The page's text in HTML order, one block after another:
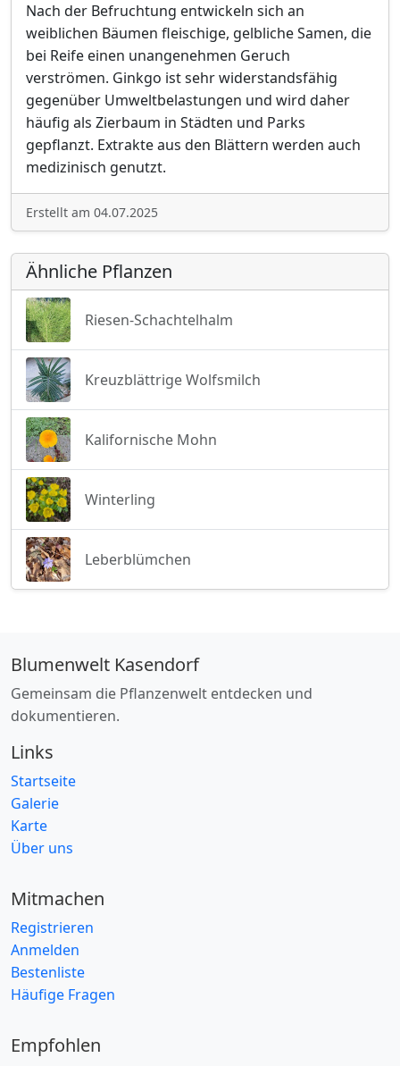
Nach der Befruchtung entwickeln sich an
weiblichen Bäumen fleischige, gelbliche Samen, die
bei Reife einen unangenehmen Geruch
verströmen. Ginkgo ist sehr widerstandsfähig
gegenüber Umweltbelastungen und wird daher
häufig als Zierbaum in Städten und Parks
gepflanzt. Extrakte aus den Blättern werden auch
medizinisch genutzt.
Erstellt am 04.07.2025
Ähnliche Pflanzen
Riesen-Schachtelhalm
Kreuzblättrige Wolfsmilch
Kalifornische Mohn
Winterling
Leberblümchen
Blumenwelt Kasendorf
Gemeinsam die Pflanzenwelt entdecken und
dokumentieren.
Links
Startseite
Galerie
Karte
Über uns
Mitmachen
Registrieren
Anmelden
Bestenliste
Häufige Fragen
Empfohlen